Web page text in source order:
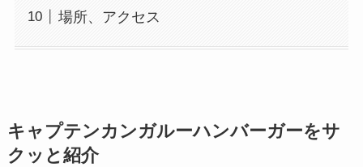
場所、アクセス
キャプテンカンガルーハンバーガーをサ
クッと紹介